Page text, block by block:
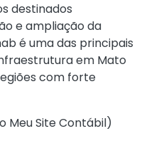
destinados
e ampliação da
é uma das principais
em Mato
com forte
Meu Site Contábil)